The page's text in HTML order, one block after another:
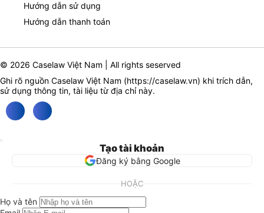
Hướng dẫn sử dụng
Hướng dẫn thanh toán
© 2026 Caselaw Việt Nam | All rights seserved
Ghi rõ nguồn Caselaw Việt Nam (https://caselaw.vn) khi trích dẫn,
sử dụng thông tin, tài liệu từ địa chỉ này.
Tạo tài khoản
Đăng ký bằng Google
HOẶC
Họ và tên